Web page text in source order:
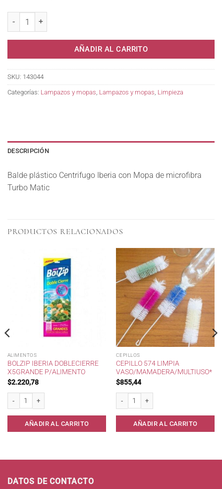
AÑADIR AL CARRITO
SKU: 143044
Categorías: Lampazos y mopas, Lampazos y mopas, Limpieza
DESCRIPCIÓN
Balde plástico Centrifugo Iberia con Mopa de microfibra
Turbo Matic
PRODUCTOS RELACIONADOS
ALIMENTOS
BOLZIP IBERIA DOBLECIERRE
X5GRANDE P/ALIMENTO
$2.220,78
Bolzip IBERIA DobleCierre x5Grande p/Alimento cantidad
AÑADIR AL CARRITO
CEPILLOS
CEPILLO 574 LIMPIA
VASO/MAMADERA/MULTIUSO*
$855,44
Cepillo 574 Limpia Vaso/Mamadera/
AÑADIR AL CARRITO
cantidad
DATOS DE CONTACTO